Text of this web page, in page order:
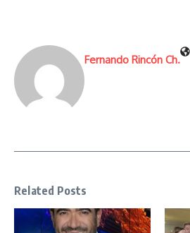
Fernando Rincón Ch.
Related Posts